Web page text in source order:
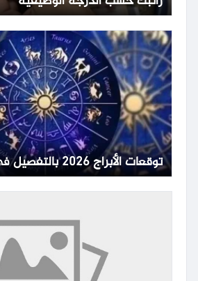
توقعات الأبراج 2026 بالتفصيل في الحب والعمل